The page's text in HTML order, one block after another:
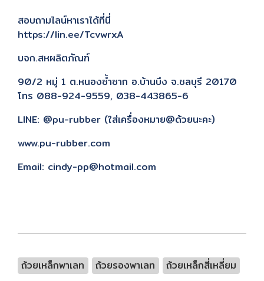
สอบถามไลน์หาเราได้ที่นี่
https://lin.ee/TcvwrxA
บจก.สหผลิตภัณฑ์
90/2 หมู่ 1 ต.หนองซ้ำซาก อ.บ้านบึง จ.ชลบุรี 20170
โทร 088-924-9559, 038-443865-6
LINE: @pu-rubber (ใส่เครื่องหมาย@ด้วยนะคะ)
www.pu-rubber.com
Email: cindy-pp@hotmail.com
ถ้วยเหล็กพาเลท ถ้วยรองพาเลท
ถ้วยเหล็กสี่เหลี่ยม